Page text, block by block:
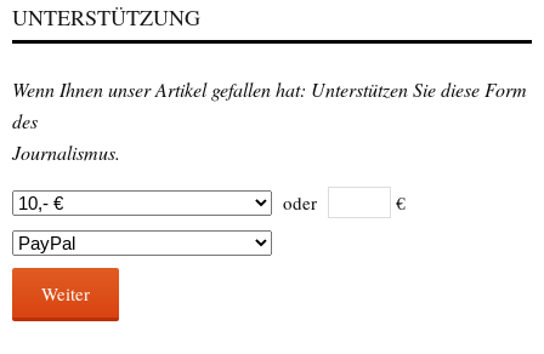
UNTERSTÜTZUNG
Wenn Ihnen unser Artikel gefallen hat: Unterstützen Sie diese Form
des
Journalismus.
oder €
Weiter